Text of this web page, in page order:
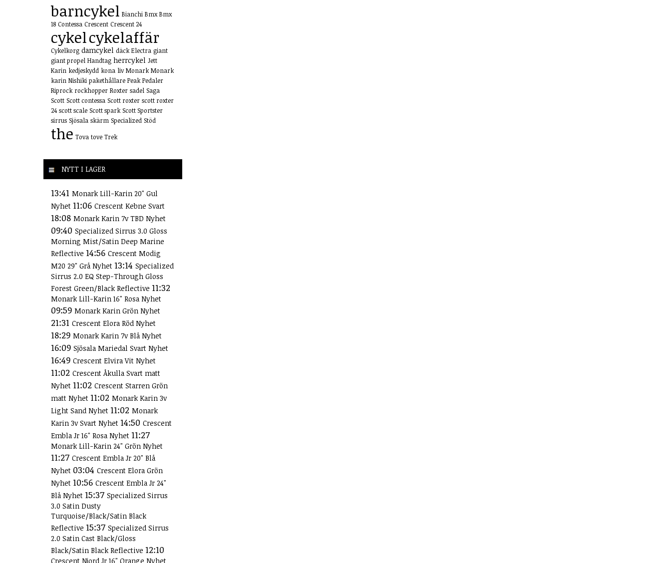
barncykel Bianchi Bmx Bmx
18 Contessa Crescent Crescent 24
cykelcykelaffär
Cykelkorg damcykel däck Electra giant
giant propel Handtag herrcykel Jett
Karin kedjeskydd kona liv Monark Monark
karin Nishiki pakethållare Peak Pedaler
Riprock rockhopper Roxter sadel Saga
Scott Scott contessa Scott roxter scott roxter
24 scott scale Scott spark Scott Sportster
sirrus Sjösala skärm Specialized Stöd
the Tova tove Trek
NYTT I LAGER
13:41 Monark Lill-Karin 20" Gul
Nyhet 11:06 Crescent Kebne Svart
18:08 Monark Karin 7v TBD Nyhet
09:40 Specialized Sirrus 3.0 Gloss
Morning Mist/Satin Deep Marine
Reflective 14:56 Crescent Modig
M20 29" Grå Nyhet 13:14 Specialized
Sirrus 2.0 EQ Step-Through Gloss
Forest Green/Black Reflective 11:32
Monark Lill-Karin 16" Rosa Nyhet
09:59 Monark Karin Grön Nyhet
21:31 Crescent Elora Röd Nyhet
18:29 Monark Karin 7v Blå Nyhet
16:09 Sjösala Mariedal Svart Nyhet
16:49 Crescent Elvira Vit Nyhet
11:02 Crescent Åkulla Svart matt
Nyhet 11:02 Crescent Starren Grön
matt Nyhet 11:02 Monark Karin 3v
Light Sand Nyhet 11:02 Monark
Karin 3v Svart Nyhet 14:50 Crescent
Embla Jr 16" Rosa Nyhet 11:27
Monark Lill-Karin 24" Grön Nyhet
11:27 Crescent Embla Jr 20" Blå
Nyhet 03:04 Crescent Elora Grön
Nyhet 10:56 Crescent Embla Jr 24"
Blå Nyhet 15:37 Specialized Sirrus
3.0 Satin Dusty
Turquoise/Black/Satin Black
Reflective 15:37 Specialized Sirrus
2.0 Satin Cast Black/Gloss
Black/Satin Black Reflective 12:10
Crescent Njord Jr 16" Orange Nyhet